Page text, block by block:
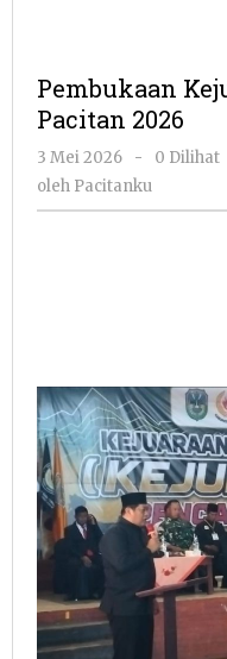
Pembukaan
Pacitan 2026
3 Mei 2026
oleh
Pacitanku
-
0 Dilihat
oleh Pacitanku